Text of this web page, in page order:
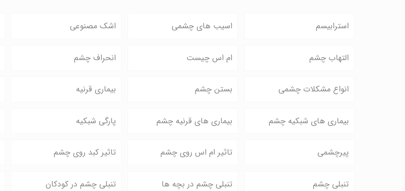
استرابیسم اسیب های چشمی اشک مصنوعی
التهاب چشم ام اس چیست انحراف چشم
انواع مشکلات چشمی بستن چشم بیماری قرنیه
بیماری های شبکیه چشم بیماری های قرنیه چشم پارگی شبکیه
پیرچشمی تاثیر ام اس روی چشم تاثیر کبد روی چشم
تنبلی چشم تنبلی چشم در بچه ها تنبلی چشم در کودکان